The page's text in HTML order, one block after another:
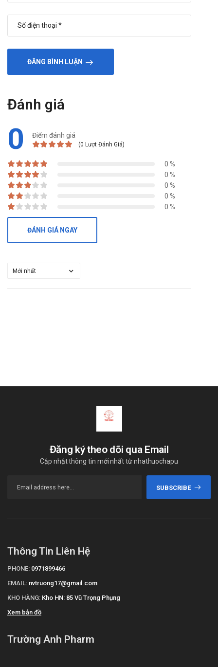
ĐĂNG BÌNH LUẬN
Đánh giá
0 Điểm đánh giá
(0 Lượt Đánh Giá)
0 %
0 %
0 %
0 %
0 %
ĐÁNH GIÁ NGAY
Đăng ký theo dõi qua Email
Cập nhật thông tin mới nhất từ nhathuochapu
SUBSCRIBE
Thông Tin Liên Hệ
PHONE: 0971899466
EMAIL: nvtruong17@gmail.com
KHO HÀNG: Kho HN: 85 Vũ Trọng Phụng
Xem bản đồ
Trường Anh Pharm